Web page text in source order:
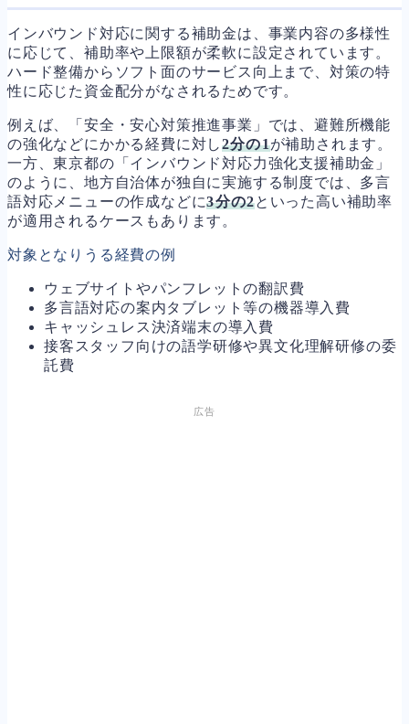
インバウンド対応に関する補助金は、事業内容の多様性
に応じて、補助率や上限額が柔軟に設定されています。
ハード整備からソフト面のサービス向上まで、対策の特
性に応じた資金配分がなされるためです。
例えば、「安全・安心対策推進事業」では、避難所機能
の強化などにかかる経費に対し2分の1が補助されます。
一方、東京都の「インバウンド対応力強化支援補助金」
のように、地方自治体が独自に実施する制度では、多言
語対応メニューの作成などに3分の2といった高い補助率
が適用されるケースもあります。
対象となりうる経費の例
ウェブサイトやパンフレットの翻訳費
多言語対応の案内タブレット等の機器導入費
キャッシュレス決済端末の導入費
接客スタッフ向けの語学研修や異文化理解研修の委
託費
広告